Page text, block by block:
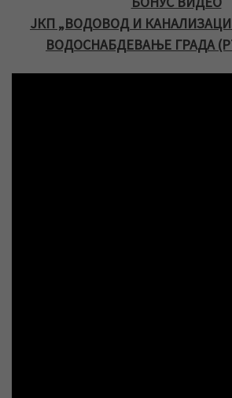
ЈКП „ВОДОВОД И
ВОДОСНАБДЕВАЊЕ ГРАДА